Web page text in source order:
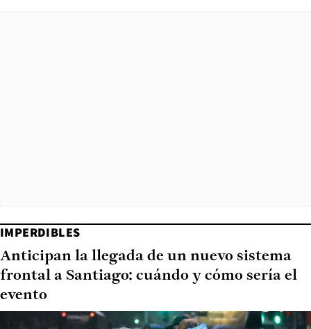
IMPERDIBLES
Anticipan la llegada de un nuevo sistema
frontal a Santiago: cuándo y cómo sería el
evento